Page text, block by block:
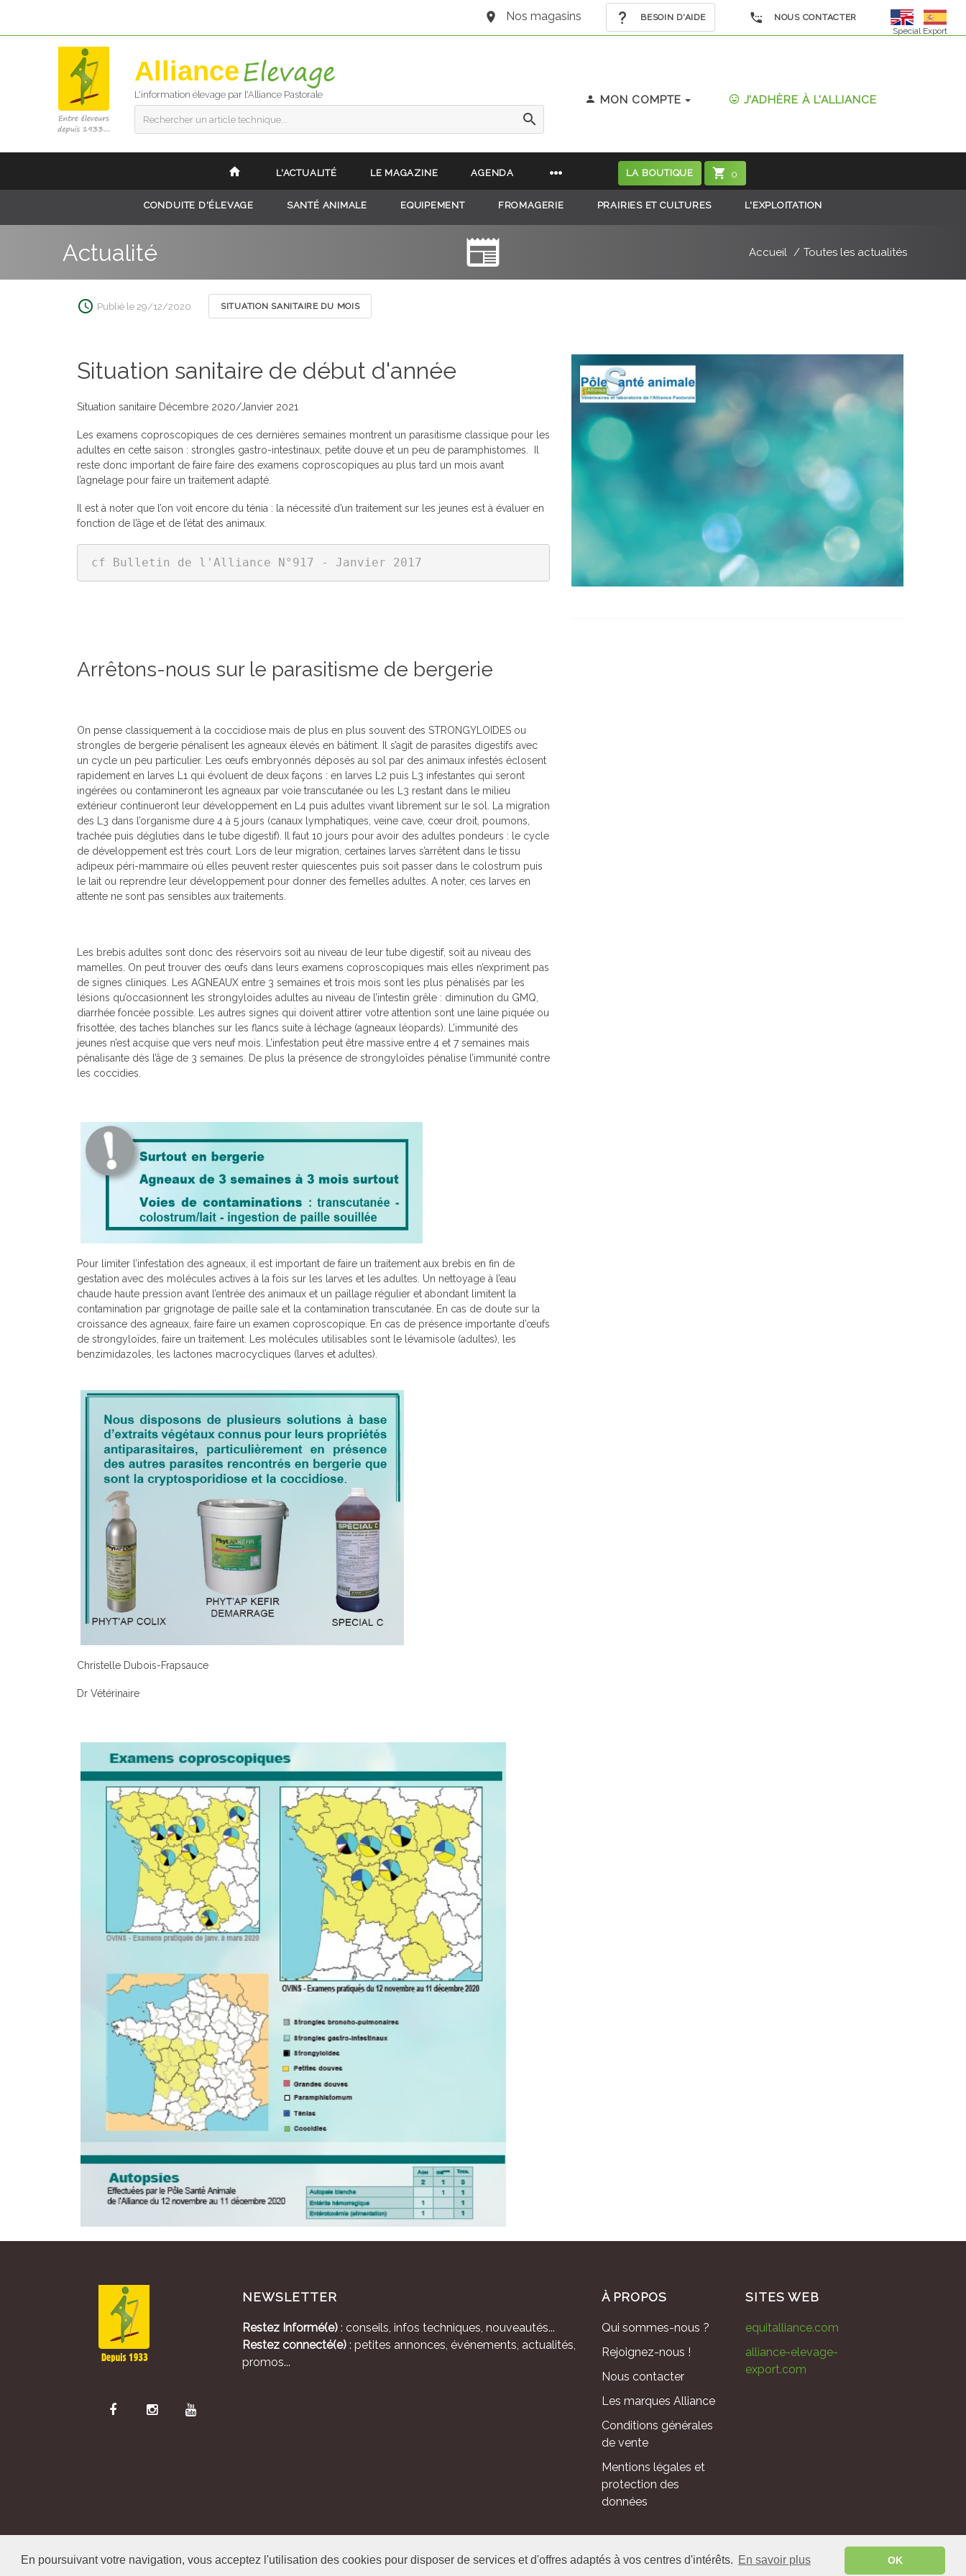
En poursuivant votre navigation, vous acceptez l'utilisation des cookies pour disposer de services et d'offres adaptés à vos centres d'intérêts. En savoir plus OK
Nos magasins BESOIN D'AIDE
NOUS CONTACTER
Special Export
Alliance
L'information élevage par l'Alliance Pastorale
Rechercher un article technique...
MON COMPTE J'ADHÈRE À L'ALLIANCE
L'ACTUALITÉ LE MAGAZINE AGENDA LA BOUTIQUE 0
CONDUITE D'ÉLEVAGE SANTÉ ANIMALE EQUIPEMENT FROMAGERIE PRAIRIES ET CULTURES L'EXPLOITATION
Actualité Accueil Toutes les actualités
Publié le 29/12/2020 SITUATION SANITAIRE DU MOIS
Situation sanitaire de début d'année
Situation sanitaire Décembre 2020/Janvier 2021
Les examens coproscopiques de ces dernières semaines montrent un parasitisme classique pour les
adultes en cette saison : strongles gastro-intestinaux, petite douve et un peu de paramphistomes. Il
reste donc important de faire faire des examens coproscopiques au plus tard un mois avant
l’agnelage pour faire un traitement adapté.
Il est à noter que l’on voit encore du ténia : la nécessité d’un traitement sur les jeunes est à évaluer en
fonction de l’âge et de l’état des animaux.
cf Bulletin de l'Alliance N°917 - Janvier 2017
Arrêtons-nous sur le parasitisme de bergerie
On pense classiquement à la coccidiose mais de plus en plus souvent des STRONGYLOIDES ou
strongles de bergerie pénalisent les agneaux élevés en bâtiment. Il s’agit de parasites digestifs avec
un cycle un peu particulier. Les œufs embryonnés déposés au sol par des animaux infestés éclosent
rapidement en larves L1 qui évoluent de deux façons : en larves L2 puis L3 infestantes qui seront
ingérées ou contamineront les agneaux par voie transcutanée ou les L3 restant dans le milieu
extérieur continueront leur développement en L4 puis adultes vivant librement sur le sol. La migration
des L3 dans l’organisme dure 4 à 5 jours (canaux lymphatiques, veine cave, cœur droit, poumons,
trachée puis dégluties dans le tube digestif). Il faut 10 jours pour avoir des adultes pondeurs : le cycle
de développement est très court. Lors de leur migration, certaines larves s’arrêtent dans le tissu
adipeux péri-mammaire où elles peuvent rester quiescentes puis soit passer dans le colostrum puis
le lait ou reprendre leur développement pour donner des femelles adultes. A noter, ces larves en
attente ne sont pas sensibles aux traitements.
Les brebis adultes sont donc des réservoirs soit au niveau de leur tube digestif, soit au niveau des
mamelles. On peut trouver des œufs dans leurs examens coproscopiques mais elles n’expriment pas
de signes cliniques. Les AGNEAUX entre 3 semaines et trois mois sont les plus pénalisés par les
lésions qu’occasionnent les strongyloïdes adultes au niveau de l’intestin grêle : diminution du GMQ,
diarrhée foncée possible. Les autres signes qui doivent attirer votre attention sont une laine piquée ou
frisottée, des taches blanches sur les flancs suite à léchage (agneaux léopards). L’immunité des
jeunes n’est acquise que vers neuf mois. L’infestation peut être massive entre 4 et 7 semaines mais
pénalisante dès l’âge de 3 semaines. De plus la présence de strongyloïdes pénalise l’immunité contre
les coccidies.
Pour limiter l’infestation des agneaux, il est important de faire un traitement aux brebis en fin de
gestation avec des molécules actives à la fois sur les larves et les adultes. Un nettoyage à l’eau
chaude haute pression avant l’entrée des animaux et un paillage régulier et abondant limitent la
contamination par grignotage de paille sale et la contamination transcutanée. En cas de doute sur la
croissance des agneaux, faire faire un examen coproscopique. En cas de présence importante d’œufs
de strongyloïdes, faire un traitement. Les molécules utilisables sont le lévamisole (adultes), les
benzimidazoles, les lactones macrocycliques (larves et adultes).
Christelle Dubois-Frapsauce
Dr Vétérinaire
À PROPOS
Qui sommes-nous ?
Rejoignez-nous !
Nous contacter
Les marques Alliance
Conditions générales
de vente
Mentions légales et
protection des
données
SITES WEB
equitalliance.com
alliance-elevage-
export.com
NEWSLETTER
Restez Informé(e) : conseils, infos techniques, nouveautés...
Restez connecté(e) : petites annonces, événements, actualités,
promos...
Alliance Pastorale - Avenue de l'Europe - CS 80095 -86502 Montmorillon Cedex - France ©2026.